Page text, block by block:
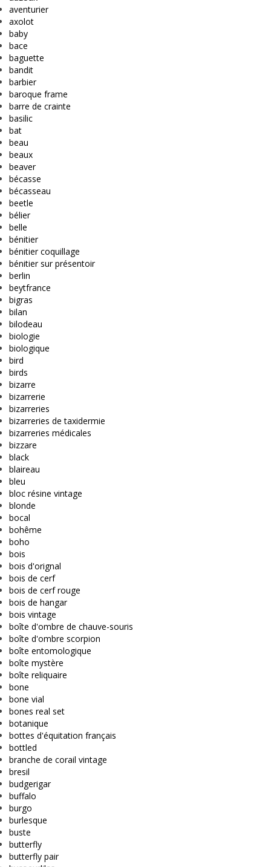
aventurier
axolot
baby
bace
baguette
bandit
barbier
baroque frame
barre de crainte
basilic
bat
beau
beaux
beaver
bécasse
bécasseau
beetle
bélier
belle
bénitier
bénitier coquillage
bénitier sur présentoir
berlin
beytfrance
bigras
bilan
bilodeau
biologie
biologique
bird
birds
bizarre
bizarrerie
bizarreries
bizarreries de taxidermie
bizarreries médicales
bizzare
black
blaireau
bleu
bloc résine vintage
blonde
bocal
bohême
boho
bois
bois d'orignal
bois de cerf
bois de cerf rouge
bois de hangar
bois vintage
boîte d'ombre de chauve-souris
boîte d'ombre scorpion
boîte entomologique
boîte mystère
boîte reliquaire
bone
bone vial
bones real set
botanique
bottes d'équitation français
bottled
branche de corail vintage
bresil
budgerigar
buffalo
burgo
burlesque
buste
butterfly
butterfly pair